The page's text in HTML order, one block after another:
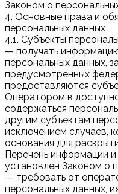
Законом о
4. Основные права и
персональных данных
4.1. Субъекты
— получать
персональных данных,
предусмотренных
предоставляются
Оператором в
содержаться
другим субъектам
исключением случаев,
основания для
Перечень информации
установлен Законом о
— требовать от
персональных данных,